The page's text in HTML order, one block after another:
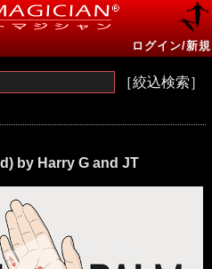
ログイン/新規
［絞込検索］
by Harry G and JT